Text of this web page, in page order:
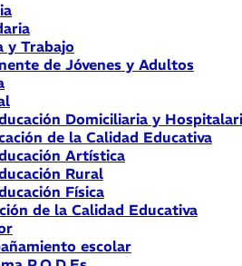
y Trabajo
de Jóvenes y Adultos
Domiciliaria y
de la Calidad Educativa
Artística
Rural
Física
de la Calidad Educativa
escolar